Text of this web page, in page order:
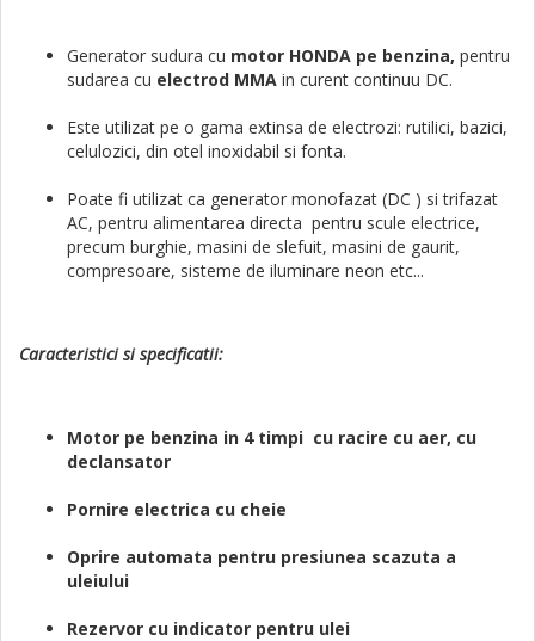
Generator sudura cu motor HONDA pe benzina, pentru
sudarea cu electrod MMA in curent continuu DC.
Este utilizat pe o gama extinsa de electrozi: rutilici, bazici,
celulozici, din otel inoxidabil si fonta.
Poate fi utilizat ca generator monofazat (DC ) si trifazat
AC, pentru alimentarea directa pentru scule electrice,
precum burghie, masini de slefuit, masini de gaurit,
compresoare, sisteme de iluminare neon etc...
Caracteristici si specificatii:
Motor pe benzina in 4 timpi cu racire cu aer, cu
declansator
Pornire electrica cu cheie
Oprire automata pentru presiunea scazuta a
uleiului
Rezervor cu indicator pentru ulei